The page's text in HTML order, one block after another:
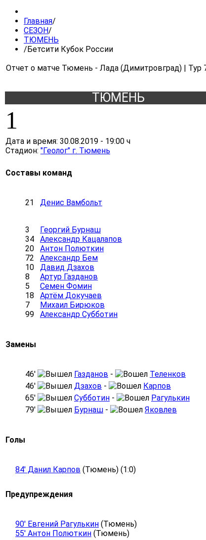
Главная/
СЕЗОН/
ТЮМЕНЬ
/ Бетсити Кубок России
Отчет о матче Тюмень - Лада (Димитровград) | Тур
ТЮМЕНЬ
1
Дата и время: 30.08.2019 - 19:00 ч
Стадион: "Геолог" г. Тюмень
Составы команд
21 Денис Вамбольт
3
Георгий Бурнаш
34
Александр Кацалапов
20
Антон Полюткин
72
Александр Бем
10
Давид Дзахов
8
Артур Газданов
5
Семен Фомин
18
Артём Докучаев
7
Михаил Бирюков
99
Александр Субботин
Замены
46′ Газданов -
Теленков
46′
Дзахов -
Карпов
65′
Субботин -
Рагулькин
79′
Бурнаш - Яковлев
Голы
84' Данил Карпов (Тюмень) (1:0)
Предупреждения
90' Евгений Рагулькин (Тюмень)
55' Антон Полюткин (Тюмень)